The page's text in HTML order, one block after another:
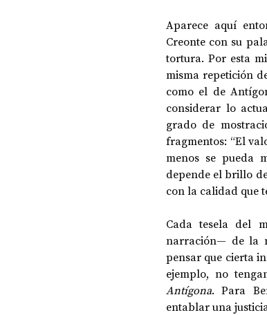
Aparece aquí
Creonte con su
tortura. Por esta
misma repetición
como el de
considerar lo
grado de
fragmentos: “El
menos se pueda
depende el brillo
con la calidad que
Cada tesela del
narración— de la
pensar que cierta
Antígona. Para
entablar una